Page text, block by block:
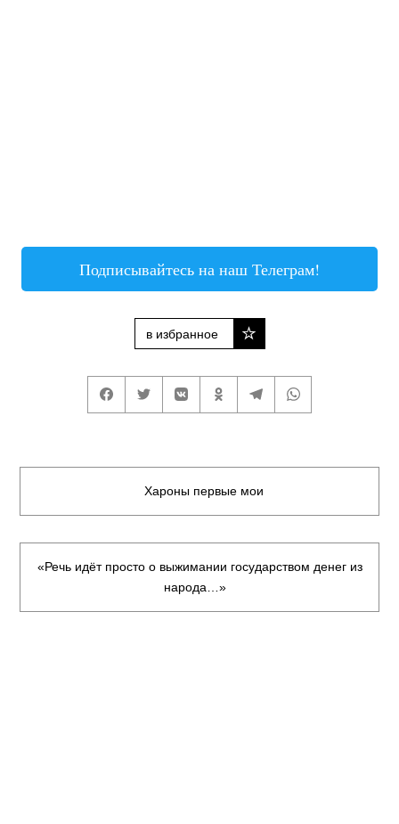
Подписывайтесь на наш Телеграм!
в избранное
Хароны первые мои
«Речь идёт просто о выжимании государством денег из
народа…»